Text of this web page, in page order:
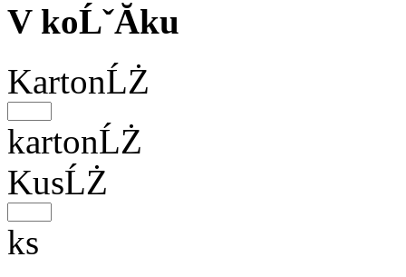
V koĹˇĂ­ku
KartonĹŻ
kartonĹŻ
KusĹŻ
ks